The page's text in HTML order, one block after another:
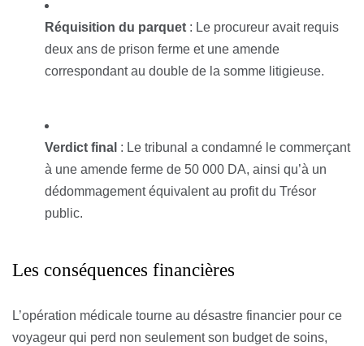
Réquisition du parquet : Le procureur avait requis
deux ans de prison ferme et une amende
correspondant au double de la somme litigieuse.
Verdict final : Le tribunal a condamné le commerçant
à une amende ferme de 50 000 DA, ainsi qu’à un
dédommagement équivalent au profit du Trésor
public.
Les conséquences financières
L’opération médicale tourne au désastre financier pour ce
voyageur qui perd non seulement son budget de soins,